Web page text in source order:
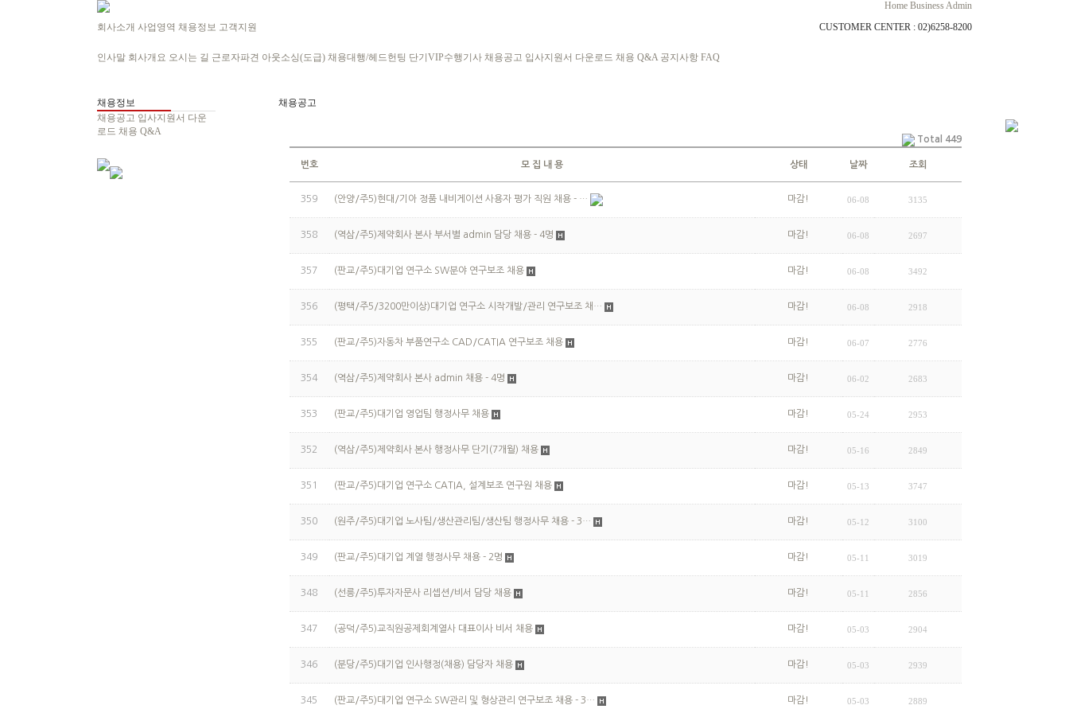
Home BusinessAdmin
회사소개 사업영역 채용정보 고객지원 CUSTOMER CENTER : 02)6258-8200
인사말 회사개요 오시는 길 근로자파견 아웃소싱(도급) 채용대행/헤드헌팅 단기VIP수행기사 채용공고 입사지원서 다운로드 채용 Q&A 공지사항 FAQ
채용정보
채용공고 입사지원서 다운
로드 채용 Q&A
채용공고
Total 449
번호 모 집 내 용 상태 날짜 조회
359 (안양/주5)현대/기아 정품 내비게이션 사용자 평가 직원 채용 - … 마감! 06-08 3135
358 (역삼/주5)제약회사 본사 부서별 admin 담당 채용 - 4명 마감! 06-08 2697
357 (판교/주5)대기업 연구소 SW분야 연구보조 채용 마감! 06-08 3492
356 (평택/주5/3200만이상)대기업 연구소 시작개발/관리 연구보조 채… 마감! 06-08 2918
355 (판교/주5)자동차 부품연구소 CAD/CATIA 연구보조 채용 마감! 06-07 2776
354 (역삼/주5)제약회사 본사 admin 채용 - 4명 마감! 06-02 2683
353 (판교/주5)대기업 영업팀 행정사무 채용 마감! 05-24 2953
352 (역삼/주5)제약회사 본사 행정사무 단기(7개월) 채용 마감! 05-16 2849
351 (판교/주5)대기업 연구소 CATIA, 설계보조 연구원 채용 마감! 05-13 3747
350 (원주/주5)대기업 노사팀/생산관리팀/생산팀 행정사무 채용 - 3… 마감! 05-12 3100
349 (판교/주5)대기업 계열 행정사무 채용 - 2명 마감! 05-11 3019
348 (선릉/주5)투자자문사 리셉션/비서 담당 채용 마감! 05-11 2856
347 (공덕/주5)교직원공제회계열사 대표이사 비서 채용 마감! 05-03 2904
346 (분당/주5)대기업 인사행정(채용) 담당자 채용 마감! 05-03 2939
345 (판교/주5)대기업 연구소 SW관리 및 형상관리 연구보조 채용 - 3… 마감! 05-03 2889